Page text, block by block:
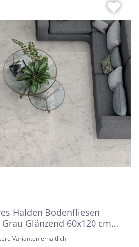
Halden Bodenfliesen
Glänzend 60x120 cm
rektifiziert
Varianten erhältlich